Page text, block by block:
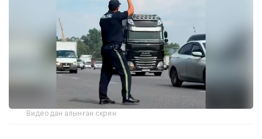
Видеодан алынған скрин